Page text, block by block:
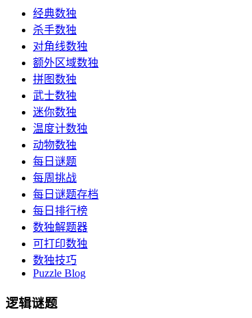
经典数独
杀手数独
对角线数独
额外区域数独
拼图数独
武士数独
迷你数独
温度计数独
动物数独
每日谜题
每周挑战
每日谜题存档
每日排行榜
数独解题器
可打印数独
数独技巧
Puzzle Blog
逻辑谜题